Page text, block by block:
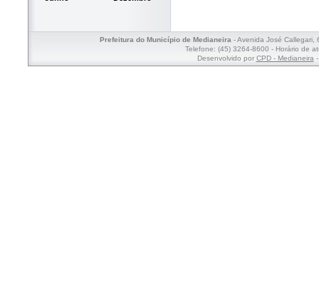
Prefeitura do Município de Medianeira- Avenida José Callegari,
Telefone: (45) 3264-8600 - Horário de
Desenvolvido por CPD - Medianeira-